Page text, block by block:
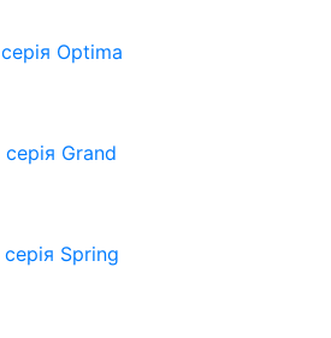
серія Optima
серія Grand
серія Spring